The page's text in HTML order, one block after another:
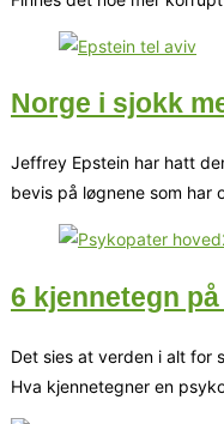
Norge i sjokk
Jeffrey Epstein har hatt
bevis på løgnene som har
6 kjennetegn
Det sies at verden i alt for
Hva kjennetegner en